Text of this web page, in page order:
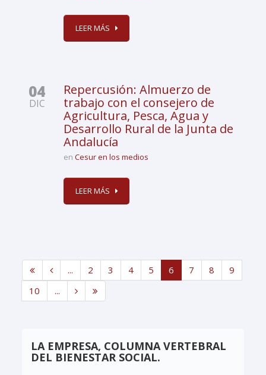
LEER MÁS
04
DIC
Repercusión: Almuerzo de
trabajo con el consejero de
Agricultura, Pesca, Agua y
Desarrollo Rural de la Junta de
Andalucía
enCesur en los medios
LEER MÁS
... 2 3 4 5 6 7 8
9
10
...
LA EMPRESA, COLUMNA VERTEBRAL
DEL BIENESTAR SOCIAL.